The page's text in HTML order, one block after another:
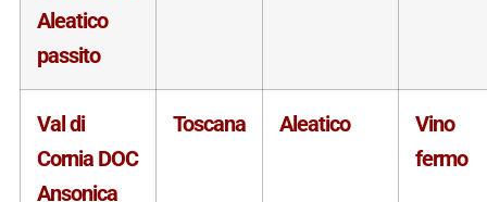
Aleatico
passito
Val di
Cornia DOC
Ansonica
Toscana Aleatico
Vino
fermo